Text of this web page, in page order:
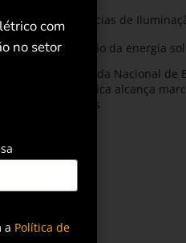
Tendências de
Expansão da energia
Olimpíada Nacional de
Energética alcança
inscritos
com
no setor
a Política de